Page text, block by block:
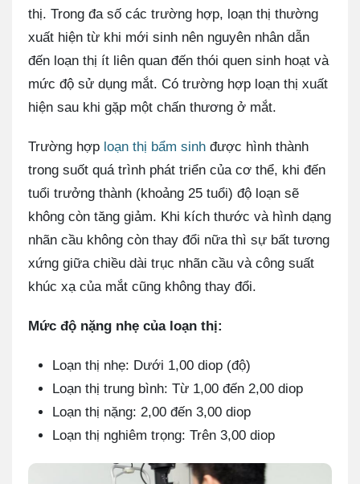
thị. Trong đa số các trường hợp, loạn thị thường
xuất hiện từ khi mới sinh nên nguyên nhân dẫn
đến loạn thị ít liên quan đến thói quen sinh hoạt và
mức độ sử dụng mắt. Có trường hợp loạn thị xuất
hiện sau khi gặp một chấn thương ở mắt.
Trường hợp loạn thị bẩm sinh được hình thành
trong suốt quá trình phát triển của cơ thể, khi đến
tuổi trưởng thành (khoảng 25 tuổi) độ loạn sẽ
không còn tăng giảm. Khi kích thước và hình dạng
nhãn cầu không còn thay đổi nữa thì sự bất tương
xứng giữa chiều dài trục nhãn cầu và công suất
khúc xạ của mắt cũng không thay đổi.
Mức độ nặng nhẹ của loạn thị:
Loạn thị nhẹ: Dưới 1,00 diop (độ)
Loạn thị trung bình: Từ 1,00 đến 2,00 diop
Loạn thị nặng: 2,00 đến 3,00 diop
Loạn thị nghiêm trọng: Trên 3,00 diop